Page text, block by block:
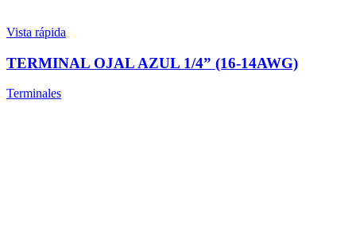
Vista rápida
TERMINAL OJAL AZUL 1/4” (16-14AWG)
Terminales